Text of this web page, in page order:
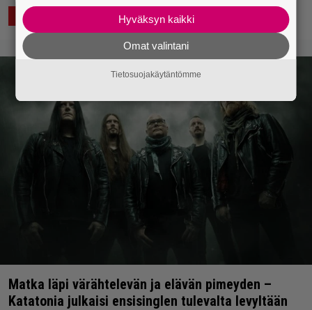
MIELIPIDE 23.1.2023 12:23
Matka läpi värähtelevän ja elävän pimeyden –
Katatonia julkaisi ensisinglen tulevalta levyltään
Hyväksyn kaikki
Omat valintani
Tietosuojakäytäntömme